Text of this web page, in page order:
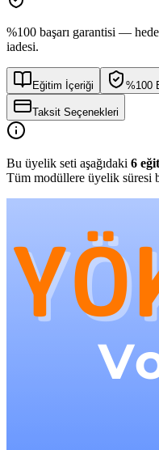
%100 başarı garantisi —
iadesi.
Eğitim İçeriği %100
Taksit Seçenekleri
Bu üyelik seti aşağıdaki 6
Tüm modüllere üyelik süresi